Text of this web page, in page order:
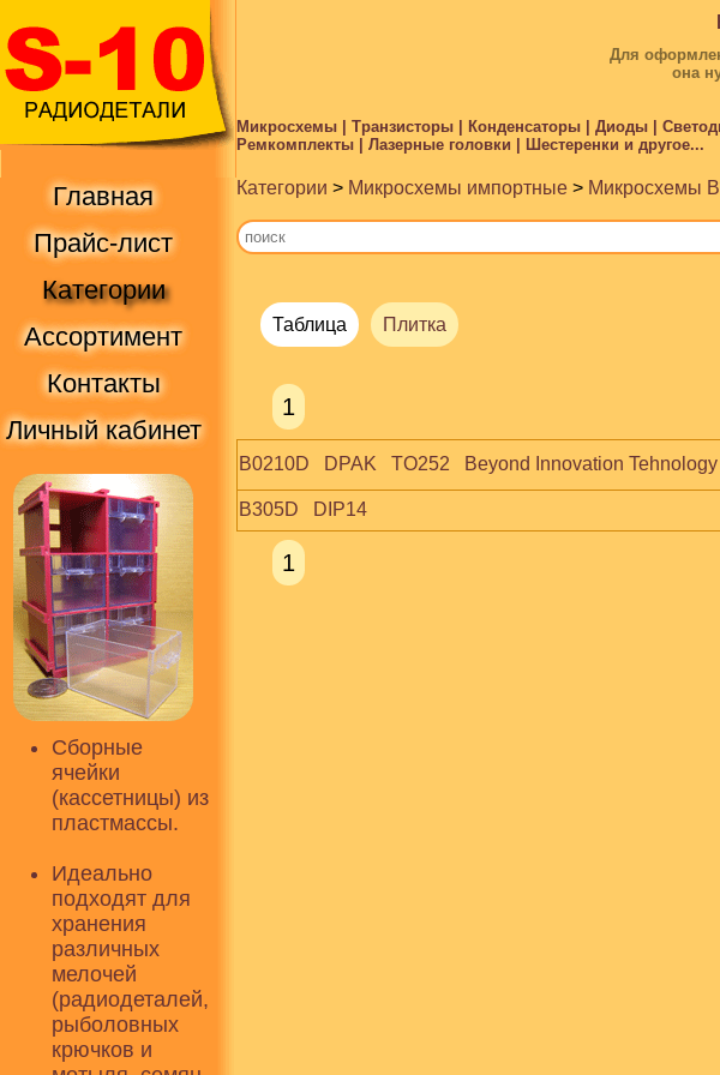
Для
она
Микросхемы | Транзисторы | Конденсаторы | Диоды |
Ремкомплекты | Лазерные головки | Шестеренки и другое...
Главная
Прайс-лист
Категории
Ассортимент
Контакты
Личный кабинет
Сборные
ячейки
(кассетницы) из
пластмассы.
Идеально
подходят для
хранения
различных
мелочей
(радиодеталей,
рыболовных
крючков и
Категории > Микросхемы импортные > Микросхемы
Таблица Плитка
1
B0210D   DPAK   TO252   Beyond Innovation Tehnology
B305D   DIP14
1